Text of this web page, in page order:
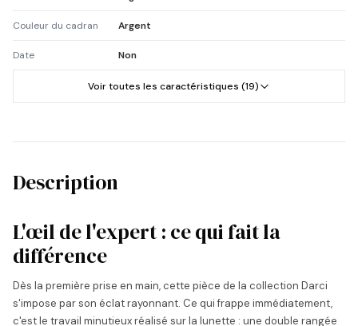
Couleur du cadran Argent
Date Non
Voir toutes les caractéristiques (19)
Description
L'œil de l'expert : ce qui fait la
différence
Dès la première prise en main, cette pièce de la collection Darci
s'impose par son éclat rayonnant. Ce qui frappe immédiatement,
c'est le travail minutieux réalisé sur la lunette : une double rangée